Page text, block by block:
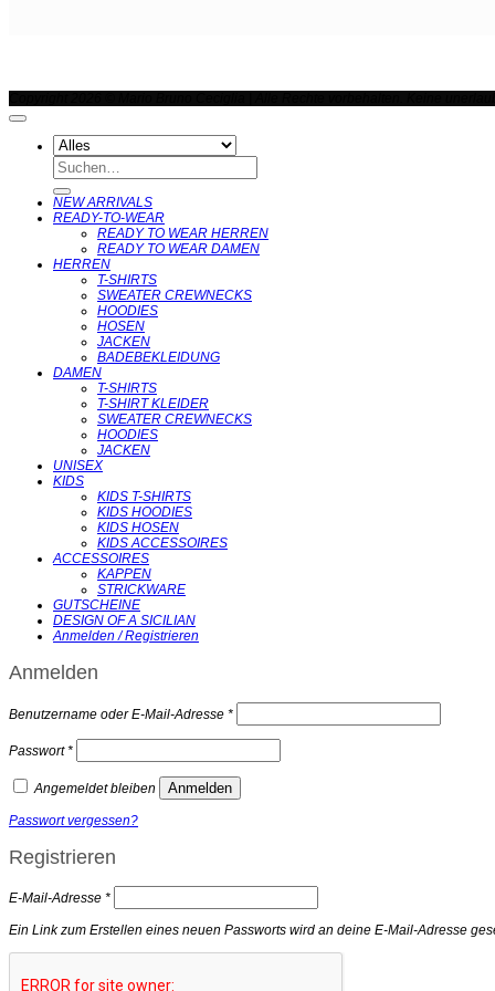
Suchen
nach:
NEW ARRIVALS
READY-TO-WEAR
READY TO WEAR HERREN
READY TO WEAR DAMEN
HERREN
T-SHIRTS
SWEATER CREWNECKS
HOODIES
HOSEN
JACKEN
BADEBEKLEIDUNG
DAMEN
T-SHIRTS
T-SHIRT KLEIDER
SWEATER CREWNECKS
HOODIES
JACKEN
UNISEX
KIDS
KIDS T-SHIRTS
KIDS HOODIES
KIDS HOSEN
KIDS ACCESSOIRES
ACCESSOIRES
KAPPEN
STRICKWARE
GUTSCHEINE
DESIGN OF A SICILIAN
Anmelden / Registrieren
Anmelden
Benutzername oder E-Mail-Adresse *Erforderlich
Passwort*Erforderlich
Angemeldet bleiben Anmelden
Passwort vergessen?
Registrieren
E-Mail-Adresse *Erforderlich
Ein Link zum Erstellen eines neuen Passworts wird an deine E-Mail-Adresse